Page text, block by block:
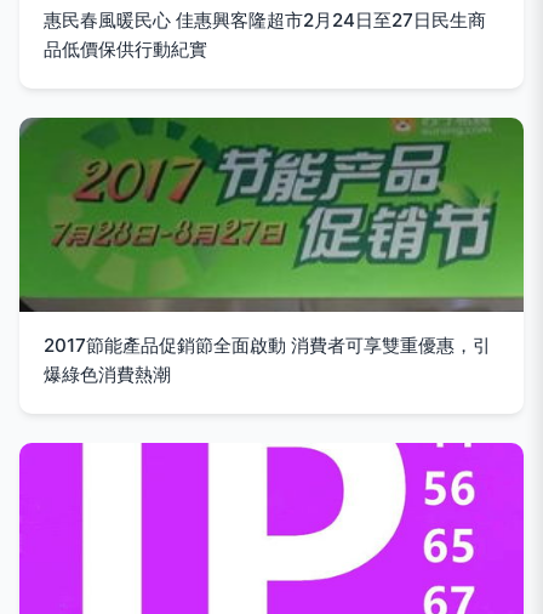
惠民春風暖民心 佳惠興客隆超市2月24日至27日民生商
品低價保供行動紀實
2017節能產品促銷節全面啟動 消費者可享雙重優惠，引
爆綠色消費熱潮